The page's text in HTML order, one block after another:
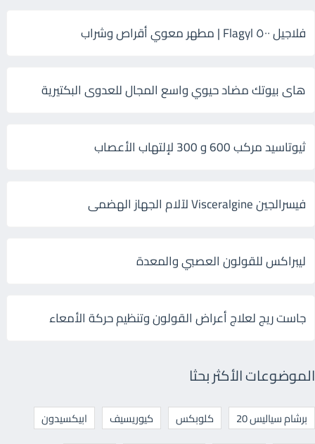
فلاجيل ٥٠٠ Flagyl | مطهر معوي أقراص وشراب
هاى بيوتك مضاد حيوي واسع المجال للعدوى البكتيرية
ثيوتاسيد مركب 600 و 300 لإلتهاب الأعصاب
فيسرالجين Visceralgine لآلام الجهاز الهضمى
ليبراكس للقولون العصبي والمعدة
جاست ريج لعلاج أعراض القولون وتنظيم حركة الأمعاء
الموضوعات الأكثر بحثا
برشام سياليس 20 كلوبكس كيوريسيف
ابيكسيدون